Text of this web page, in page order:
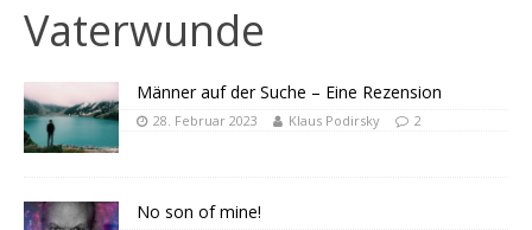
Vaterwunde
Männer auf der Suche – Eine Rezension
28. Februar 2023 Klaus Podirsky 2
No son of mine!